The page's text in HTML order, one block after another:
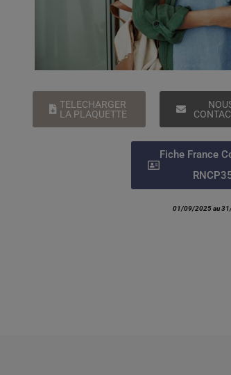
TELECHARGER
LA PLAQUETTE
Fiche France
01/09/2025 au